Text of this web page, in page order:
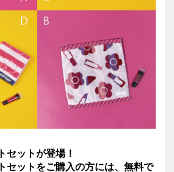
セットが登場！
セットをご購入の方には、無料で